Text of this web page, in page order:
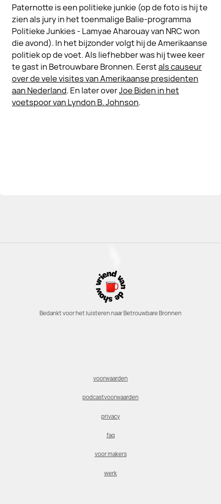
Paternotte is een politieke junkie (op de foto is hij te
zien als jury in het toenmalige Balie-programma
Politieke Junkies - Lamyae Aharouay van NRC won
die avond). In het bijzonder volgt hij de Amerikaanse
politiek op de voet. Als liefhebber was hij twee keer
te gast in Betrouwbare Bronnen. Eerstals causeur
over de vele visites van Amerikaanse presidenten
aan Nederland. En later overJoe Biden in het
voetspoor van Lyndon B. Johnson.
Bedankt voor het luisteren naar Betrouwbare Bronnen
voorwaarden
podcastvoorwaarden
privacy
faq
voor makers
werk